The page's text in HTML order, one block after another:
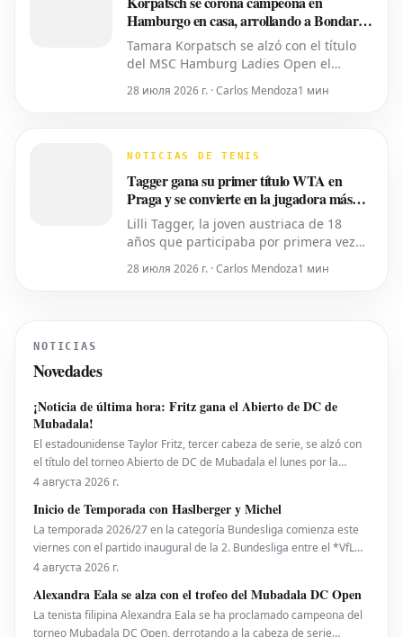
Hamburgo en casa, arrollando a Bondar
en sets corridos
Tamara Korpatsch se alzó con el título
del MSC Hamburg Ladies Open el
de serie, la húngara Anna Bondar, por 6-
de su carrera en la tierra batida de su
28 июля 2026 г. · Carlos Mendoza1 мин
NOTICIAS DE TENIS
Tagger gana su primer título WTA en
Praga y se convierte en la jugadora más
joven del top 50
Lilli Tagger, la joven austriaca de 18
años que participaba por primera vez
conquistó su primer título WTA el
28 июля 2026 г. · Carlos Mendoza1 мин
NOTICIAS
Novedades
¡Noticia de última hora: Fritz gana el Abierto de DC de
Mubadala!
El estadounidense Taylor Fritz, tercer cabeza de serie, se alzó con
el título del torneo Abierto de DC de Mubadala el lunes por la
noche, tras derrotar al español Rafael Jodar por 7-6 (2), 6-4. Este es
10 del ranking mundial, habí
4 августа 2026 г.
Inicio de Temporada con Haslberger y Michel
La temporada 2026/27 en la categoría Bundesliga comienza este
viernes con el partido inaugural de la 2. Bundesliga entre el *VfL
Bochum* y el *Hertha BSC*. El encuentro será dirigido por
y **Martin Speckner**. **Tom Bauer** eje
4 августа 2026 г.
Alexandra Eala se alza con el trofeo del Mubadala DC Open
La tenista filipina Alexandra Eala se ha proclamado campeona del
torneo Mubadala DC Open, derrotando a la cabeza de serie